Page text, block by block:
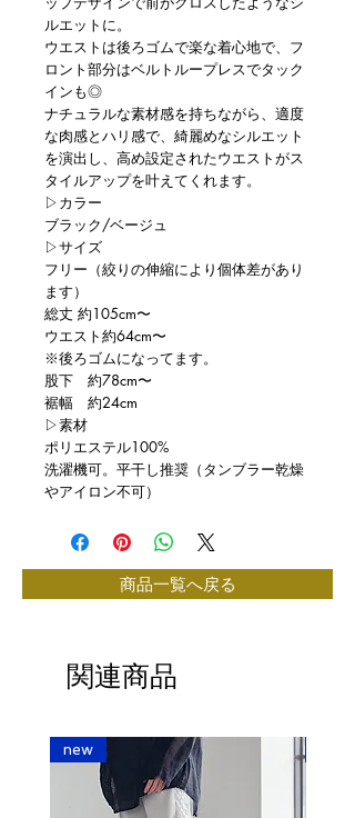
ルエットに。
ウエストは後ろゴムで楽な着心地で、フ
ロント部分はベルトループレスでタック
インも◎
ナチュラルな素材感を持ちながら、適度
な肉感とハリ感で、綺麗めなシルエット
を演出し、高め設定されたウエストがス
タイルアップを叶えてくれます。
▷カラー
ブラック/ベージュ
▷サイズ
フリー（絞りの伸縮により個体差があり
ます）
総丈 約105cm〜
ウエスト約64cm〜
※後ろゴムになってます。
股下 約78cm〜
裾幅 約24cm
▷素材
ポリエステル100%
洗濯機可。平干し推奨（タンブラー乾燥
やアイロン不可）
商品一覧へ戻る
関連商品
new